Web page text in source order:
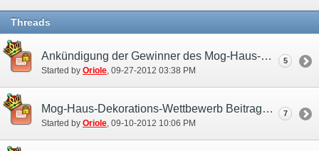
Threads
Ankündigung der Gewinner des Mog-Haus-Dekorations-Wettbewerbs!
Started by Oriole ‎, 09-27-2012 03:38 PM
5
Mog-Haus-Dekorations-Wettbewerb Beitrags-Thread
Started by Oriole‎, 09-10-2012 10:06 PM
7